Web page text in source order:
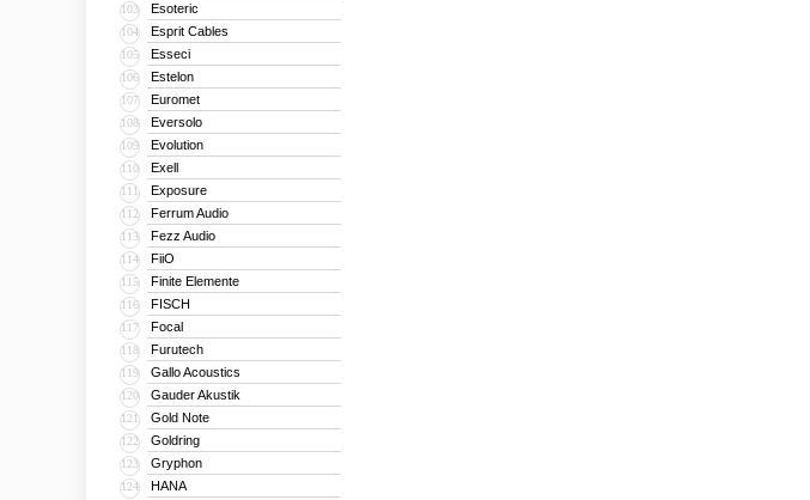
103 Esoteric
104 Esprit Cables
105 Esseci
106 Estelon
107 Euromet
108 Eversolo
109 Evolution
110 Exell
111 Exposure
112 Ferrum Audio
113 Fezz Audio
114 FiiO
115 Finite Elemente
116 FISCH
117 Focal
118 Furutech
119 Gallo Acoustics
120 Gauder Akustik
121 Gold Note
122 Goldring
123 Gryphon
124 HANA